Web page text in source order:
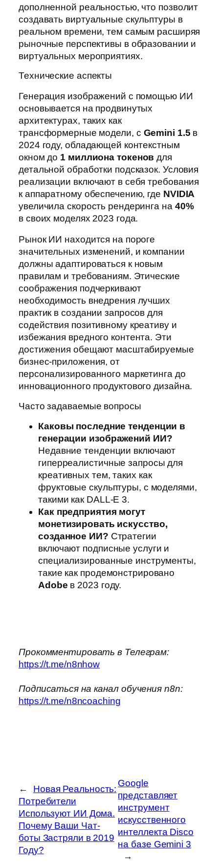
дополненной реальностью, что позволит
создавать виртуальные скульптуры в
реальном времени, тем самым расширяя
рыночные перспективы в образовании и
виртуальных мероприятиях.
Технические аспекты
Генерация изображений с помощью ИИ
основывается на продвинутых
архитектурах, таких как
трансформерные модели, с Gemini 1.5 в
2024 году, обладающей контекстным
окном до 1 миллиона токенов для
детальной обработки подсказок. Условия
реализации включают в себя требования
к аппаратному обеспечению, где NVIDIA
увеличила скорость рендеринга на 40%
в своих моделях 2023 года.
Рынок ИИ находится на пороге
значительных изменений, и компании
должны адаптироваться к новым
правилам и требованиям. Этические
соображения подчеркивают
необходимость внедрения лучших
практик в создании запросов для
содействия позитивному креативу и
избежания вредного контента. Эти
достижения обещают масштабируемые
бизнес-приложения, от
персонализированного маркетинга до
инновационного продуктового дизайна.
Часто задаваемые вопросы
Каковы последние тенденции в
генерации изображений ИИ?
Недавние тенденции включают
гиперреалистичные запросы для
креативных тем, таких как
фруктовые скульптуры, с моделями,
такими как DALL-E 3.
Как предприятия могут
монетизировать искусство,
созданное ИИ? Стратегии
включают подписные услуги и
специализированные инструменты,
такие как продемонстрировано
Adobe в 2023 году.
Прокомментировать в Телеграм:
https://t.me/n8nhow
Подписаться на канал обучения n8n:
https://t.me/n8ncoaching
←
Новая Реальность:
Потребители
Используют ИИ Дома.
Почему Ваши Чат-
боты Застряли в 2019
Году?
Google
представляет
инструмент
искусственного
интеллекта Disco
на базе Gemini 3
→